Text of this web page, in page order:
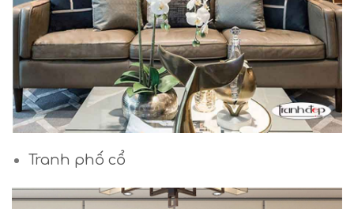
Tranh phố cổ